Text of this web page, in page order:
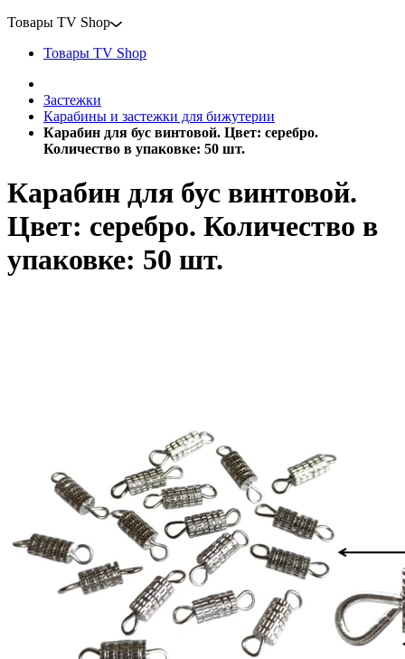
Товары TV Shop
Товары TV Shop
Застежки
Карабины и застежки для бижутерии
Карабин для бус винтовой. Цвет: серебро.
Количество в упаковке: 50 шт.
Карабин для бус винтовой.
Цвет: серебро. Количество в
упаковке: 50 шт.